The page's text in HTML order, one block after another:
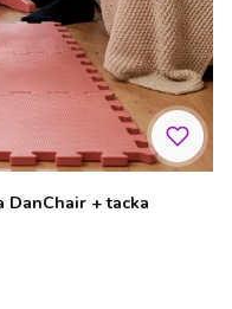
DanChair + tacka